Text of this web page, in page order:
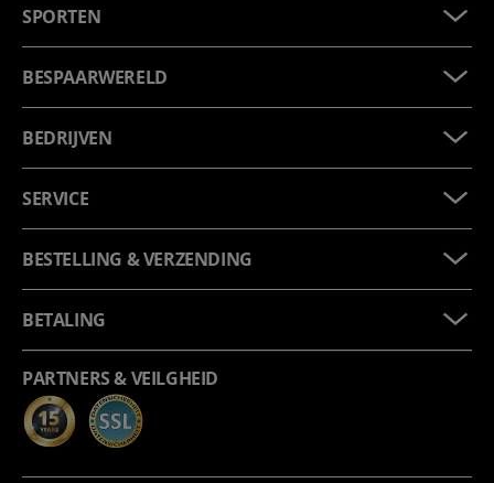
SPORTEN
BESPAARWERELD
BEDRIJVEN
SERVICE
BESTELLING & VERZENDING
BETALING
PARTNERS & VEILGHEID